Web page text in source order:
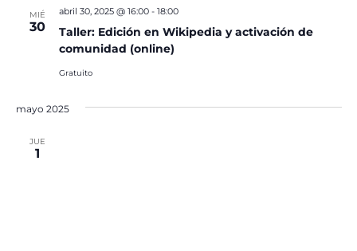
MIÉ
30
Taller: Edición en Wikipedia y activación de
comunidad (online)
abril 30, 2025 @ 16:00- 18:00
Gratuito
mayo 2025
JUE
1